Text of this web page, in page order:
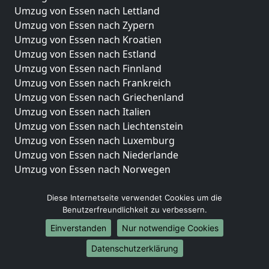
Umzug von Essen nach Lettland
Umzug von Essen nach Zypern
Umzug von Essen nach Kroatien
Umzug von Essen nach Estland
Umzug von Essen nach Finnland
Umzug von Essen nach Frankreich
Umzug von Essen nach Griechenland
Umzug von Essen nach Italien
Umzug von Essen nach Liechtenstein
Umzug von Essen nach Luxemburg
Umzug von Essen nach Niederlande
Umzug von Essen nach Norwegen
Umzüge-Deutschlandweit
Umzug von Essen nach Berlin
Umzug von Essen nach Hamburg
Umzug von Essen nach München
Umzug von Essen nach Köln
Diese Internetseite verwendet Cookies um die
Benutzerfreundlichkeit zu verbessern.
Einverstanden
Nur notwendige Cookies
Datenschutzerklärung